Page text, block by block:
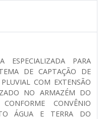
ESPECIALIZADA PARA
DE CAPTAÇÃO DE
COM EXTENSÃO
NO ARMAZÉM DO
CONVÊNIO
ÁGUA E TERRA DO